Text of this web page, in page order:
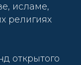
исламе,
религиях
открытого